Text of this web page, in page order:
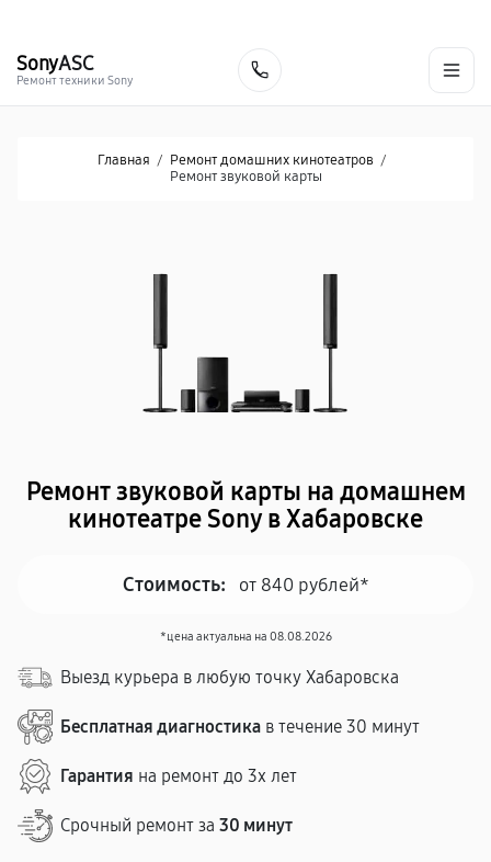
SonyASC
Ремонт техники Sony
Главная / Ремонт домашних кинотеатров /
Ремонт звуковой карты
Ремонт звуковой карты на домашнем
кинотеатре Sony в Хабаровске
Стоимость: от 840 рублей*
*цена актуальна на 08.08.2026
Выезд курьера в любую точку Хабаровска
Бесплатная диагностика в течение 30 минут
Гарантия на ремонт до 3х лет
Срочный ремонт за 30 минут